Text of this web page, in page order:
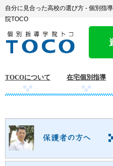
自分に見合った高校の選び方 - 個別指
院TOCO
TOCOについて 在宅個別指導